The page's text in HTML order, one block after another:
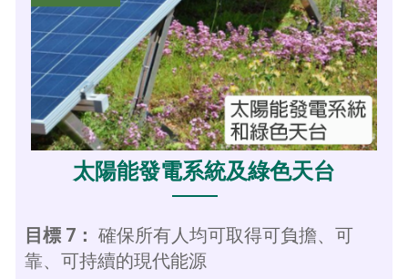
太陽能發電系統及綠色天台
目標 7： 確保所有人均可取得可負擔、可
靠、可持續的現代能源